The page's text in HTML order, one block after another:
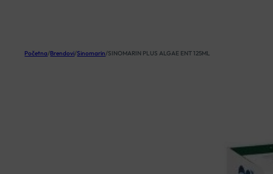
Početna/Brendovi/Sinomarin/SINOMARIN PLUS ALGAE ENT 125ML